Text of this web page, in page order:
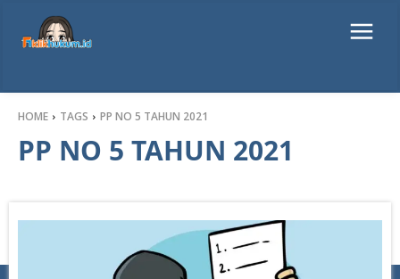
HOME TAGS PP NO 5 TAHUN 2021
PP NO 5 TAHUN 2021